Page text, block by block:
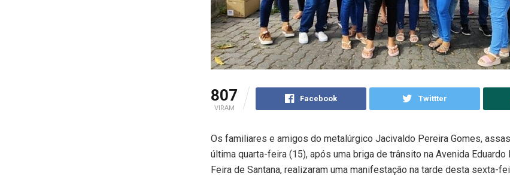
807
VIRAM
Facebook Twittter
Os familiares e amigos do metalúrgico Jacivaldo Pereira Gomes,
última quarta-feira (15), após uma briga de trânsito na Avenida Eduardo
Feira de Santana, realizaram uma manifestação na tarde desta sexta-